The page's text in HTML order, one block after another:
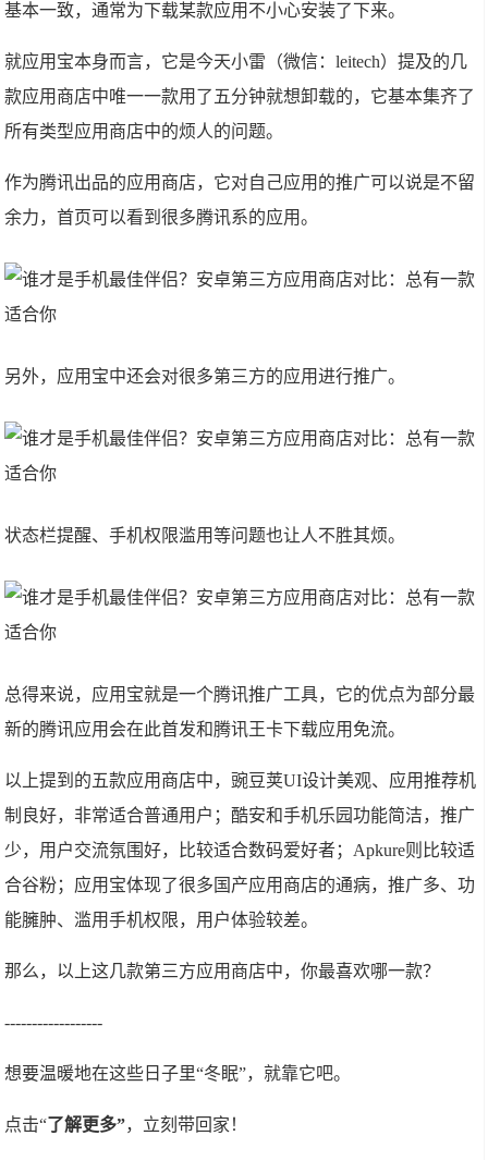
基本一致，通常为下载某款应用不小心安装了下来。
就应用宝本身而言，它是今天小雷（微信：leitech）提及的几
款应用商店中唯一一款用了五分钟就想卸载的，它基本集齐了
所有类型应用商店中的烦人的问题。
作为腾讯出品的应用商店，它对自己应用的推广可以说是不留
余力，首页可以看到很多腾讯系的应用。
另外，应用宝中还会对很多第三方的应用进行推广。
状态栏提醒、手机权限滥用等问题也让人不胜其烦。
总得来说，应用宝就是一个腾讯推广工具，它的优点为部分最
新的腾讯应用会在此首发和腾讯王卡下载应用免流。
以上提到的五款应用商店中，豌豆荚UI设计美观、应用推荐机
制良好，非常适合普通用户；酷安和手机乐园功能简洁，推广
少，用户交流氛围好，比较适合数码爱好者；Apkure则比较适
合谷粉；应用宝体现了很多国产应用商店的通病，推广多、功
能臃肿、滥用手机权限，用户体验较差。
那么，以上这几款第三方应用商店中，你最喜欢哪一款？
------------------
想要温暖地在这些日子里“冬眠”，就靠它吧。
点击“了解更多”，立刻带回家！